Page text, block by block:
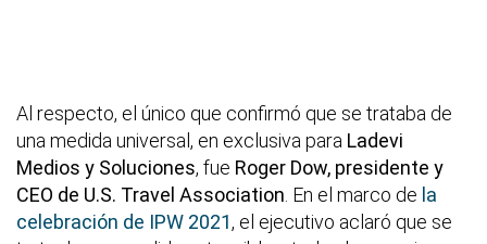
Al respecto, el único que confirmó que se trataba de
una medida universal, en exclusiva para Ladevi
Medios y Soluciones, fue Roger Dow, presidente y
CEO de U.S. Travel Association. En el marco de la
celebración de IPW 2021, el ejecutivo aclaró que se